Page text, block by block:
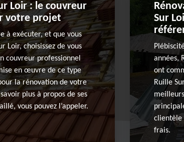
Loir : le couvreur
votre projet
à exécuter, et que vous
Loir, choisissez de vous
couvreur professionnel
en œuvre de ce type
la rénovation de votre
plus à propos de ses
vous pouvez l’appeler.
Sur
années,
ont
Ruille
clientèle
frais.